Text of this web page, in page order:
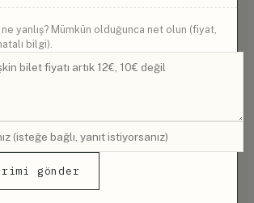
yanlış? Mümkün olduğunca net olun (fiyat,
bilgi).
gönder